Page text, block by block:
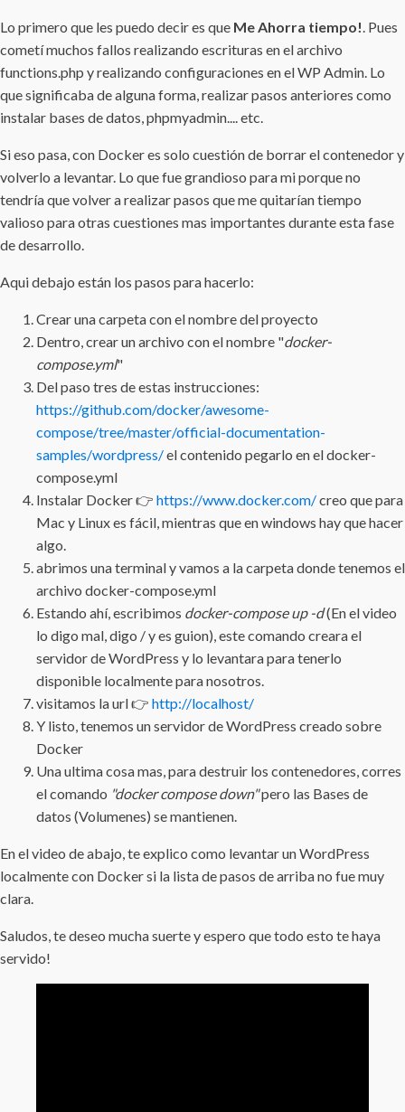
Lo primero que les puedo decir es que Me Ahorra tiempo! . Pues
cometí muchos fallos realizando escrituras en el archivo
functions.php y realizando configuraciones en el WP Admin. Lo
que significaba de alguna forma, realizar pasos anteriores como
instalar bases de datos, phpmyadmin.... etc.
Si eso pasa, con Docker es solo cuestión de borrar el contenedor y
volverlo a levantar. Lo que fue grandioso para mi porque no
tendría que volver a realizar pasos que me quitarían tiempo
valioso para otras cuestiones mas importantes durante esta fase
de desarrollo.
Aqui debajo están los pasos para hacerlo:
Crear una carpeta con el nombre del proyecto
Dentro, crear un archivo con el nombre "docker-
compose.yml"
Del paso tres de estas instrucciones:
https://github.com/docker/awesome-
compose/tree/master/official-documentation-
samples/wordpress/el contenido pegarlo en el docker-
compose.yml
Instalar Docker 👉 https://www.docker.com/creo que para
Mac y Linux es fácil, mientras que en windows hay que hacer
algo.
abrimos una terminal y vamos a la carpeta donde tenemos el
archivo docker-compose.yml
Estando ahí, escribimos docker-compose up -d(En el video
lo digo mal, digo / y es guion), este comando creara el
servidor de WordPress y lo levantara para tenerlo
disponible localmente para nosotros.
visitamos la url 👉 http://localhost/
Y listo, tenemos un servidor de WordPress creado sobre
Docker
Una ultima cosa mas, para destruir los contenedores, corres
el comando "docker compose down"pero las Bases de
datos (Volumenes) se mantienen.
En el video de abajo, te explico como levantar un WordPress
localmente con Docker si la lista de pasos de arriba no fue muy
clara.
Saludos, te deseo mucha suerte y espero que todo esto te haya
servido!